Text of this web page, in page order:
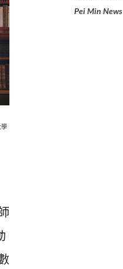
學
Pei Min News